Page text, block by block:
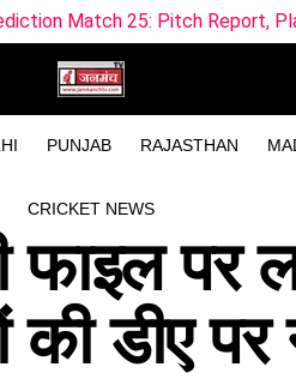
PUNJAB RAJASTHAN
CRICKET NEWS
Playing 11 & Fantasy Tips
फाइल पर
की डीए